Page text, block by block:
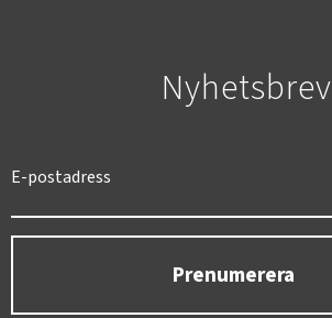
Nyhetsbrev
Prenumerera